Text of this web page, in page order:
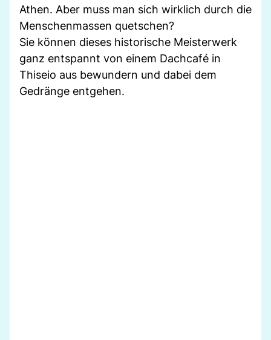
Athen. Aber muss man sich wirklich durch die
Menschenmassen quetschen?
Sie können dieses historische Meisterwerk
ganz entspannt von einem Dachcafé in
Thiseio aus bewundern und dabei dem
Gedränge entgehen.